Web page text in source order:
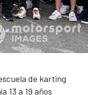
de karting
13 a 19 años